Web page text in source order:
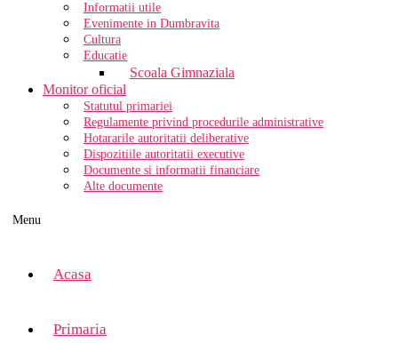
Informatii utile
Evenimente in Dumbravita
Cultura
Educatie
Scoala Gimnaziala
Monitor oficial
Statutul primariei
Regulamente privind procedurile administrative
Hotararile autoritatii deliberative
Dispozitiile autoritatii executive
Documente si informatii financiare
Alte documente
Menu
Acasa
Primaria